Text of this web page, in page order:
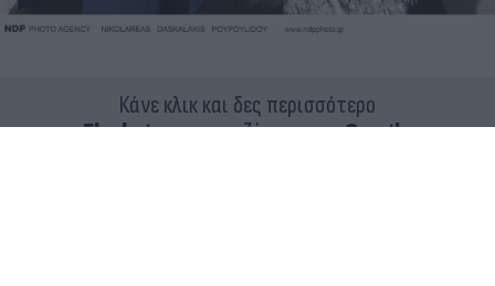
Κάνε κλικ και δες περισσότερο
Flash.grστην αναζήτηση τηςGoogle